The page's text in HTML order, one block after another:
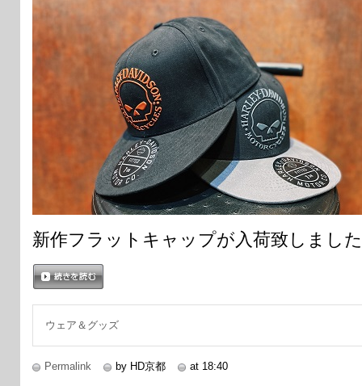
新作フラットキャップが入荷致しまし
ウェア＆グッズ
Permalink by HD京都 at 18:40